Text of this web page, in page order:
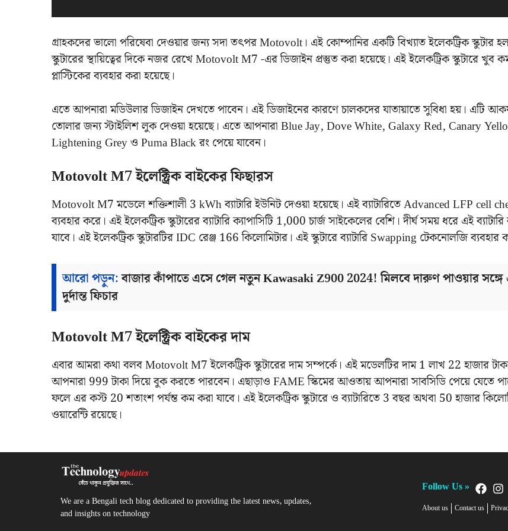
গ্রাহকদের ভালো পরিষেবা দেওয়ার জন্য সদা তৎপর Motovolt। এই কোম্পানির একটি বিখ্যাত ইলেকট্রিক স্কুটার
স্কুটারের স্থায়িত্বের দিকে নজর রেখে Motovolt M7 -এর ডিজাইন প্রস্তুত করা হয়েছে। এই ইলেকট্রিক স্কুটারে খুব
প্লাস্টিকের ব্যবহার করা হয়েছে।
এতে আপনারা মডিউলার ডিজাইন দেখতে পাবেন। এই ডিজাইনের কারণে চালকদের যাতায়াতে সুবিধা হয়। এটি
তোলার জন্য স্টাইলিশ লুক দেওয়া হয়েছে। এতে আপনারা Blue Jay, Dove White, Galaxy Red, Canary
Lightening Grey ও Puma Black রং পেয়ে যাবেন।
Motovolt M7 ইলেক্ট্রিক বাইকের ফিছারস
Motovolt M7 মডেলে শক্তিশালী 3 kWh ব্যাটারি ইউনিট দেওয়া হয়েছে। এই ব্যাটারিতে Advanced LFP cell
ব্যবহার করে। এই ইলেকট্রিক স্কুটারের ব্যাটারি ক্যাপাসিটি 1,000 চার্জ সাইকেলের বেশি। দীর্ঘ সময় ধরে এই
যাবে। এই ইলেকট্রিক স্কুটারটির IDC রেঞ্জ 166 কিলোমিটার। এই স্কুটারে ব্যাটারি Swapping টেকনোলজি ব্যবহার
আরো পড়ুন:বাজার কাঁপাতে এসে গেল নতুন Kawasaki Z900 2024! মিলবে দারুণ পাওয়ার
দুর্দান্ত ফিচার
Motovolt M7 ইলেক্ট্রিক বাইকের দাম
এবার আমরা কথা বলব Motovolt M7 ইলেকট্রিক স্কুটারের দাম সম্পর্কে। এই মডেলটির দাম 1 লাখ 22 হাজার
আপনারা 999 টাকা দিয়ে বুক করতে পারবেন। এছাড়াও FAME স্কিমের আওতায় আপনারা সাবসিডি পেয়ে যেতে
ফলে এর কস্ট 20 শতাংশ পর্যন্ত কম করা যাবে। এই ইলেকট্রিক স্কুটারে ও ব্যাটারিতে 3 বছর অথবা 50 হাজার
ওয়ারেন্টি রয়েছে।
We are a Bengali tech blog dedicated to providing the latest news, updates,
and insights on technology
Follow Us »
About us Contact us